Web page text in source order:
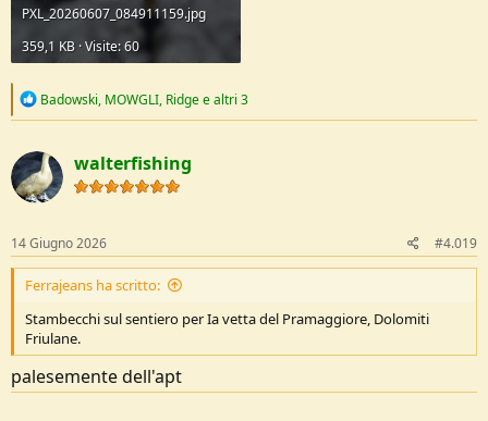
PXL_20260607_084911159.jpg
359,1 KB · Visite: 60
R
c
t
i
o
s
:
Badowski, MOWGLI, Ridgee altri 3
walterfishing
14 Giugno 2026 #4.019
Ferrajeans ha scritto:
Stambecchi sul sentiero per Ia vetta del Pramaggiore, Dolomiti
Friulane.
palesemente dell'apt